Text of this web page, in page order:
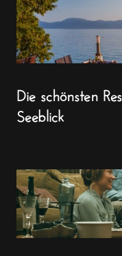
Die schönsten
Seeblick